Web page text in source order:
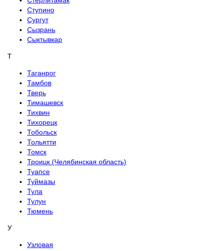
Ступино
Сургут
Сызрань
Сыктывкар
Т
Таганрог
Тамбов
Тверь
Тимашевск
Тихвин
Тихорецк
Тобольск
Тольятти
Томск
Троицк (Челябинская область)
Туапсе
Туймазы
Тула
Тулун
Тюмень
У
Узловая